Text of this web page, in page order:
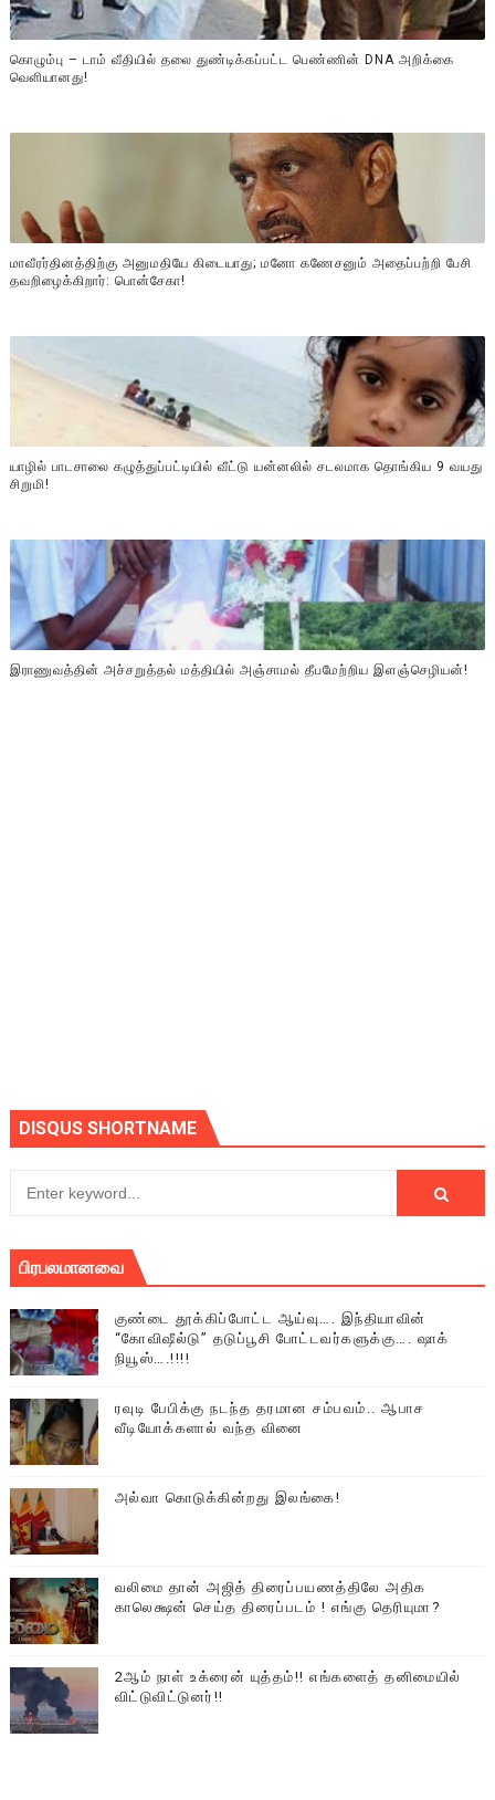
கொழும்பு – டாம் வீதியில் தலை துண்டிக்கப்பட்ட பெண்ணின் DNA அறிக்கை
வௌியானது!
மாவீரர்தினத்திற்கு அனுமதியே கிடையாது; மனோ கணேசனும் அதைப்பற்றி பேசி
தவறிழைக்கிறார்: பொன்சேகா!
யாழில் பாடசாலை கழுத்துப்பட்டியில் வீட்டு யன்னலில் சடலமாக தொங்கிய 9 வயது
சிறுமி!
இராணுவத்தின் அச்சறுத்தல் மத்தியில் அஞ்சாமல் தீபமேற்றிய இளஞ்செழியன்!
DISQUS SHORTNAME
பிரபலமானவை
குண்டை தூக்கிப்போட்ட ஆய்வு…. இந்தியாவின்
“கோவிஷீல்டு” தடுப்பூசி போட்டவர்களுக்கு…. ஷாக்
நியூஸ்….!!!!
ரவுடி பேபிக்கு நடந்த தரமான சம்பவம்.. ஆபாச
வீடியோக்களால் வந்த வினை
அல்வா கொடுக்கின்றது இலங்கை!
வலிமை தான் அஜித் திரைப்பயணத்திலே அதிக
காலெக்ஷன் செய்த திரைப்படம் ! எங்கு தெரியுமா?
2ஆம் நாள் உக்ரைன் யுத்தம்!! எங்களைத் தனிமையில்
விட்டுவிட்டுனர்!!